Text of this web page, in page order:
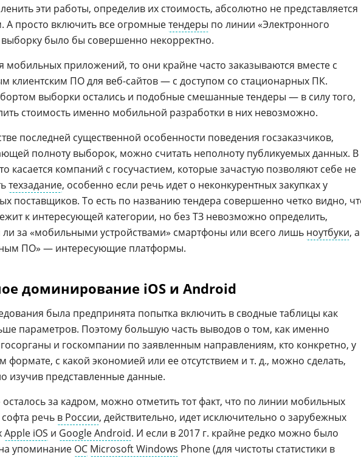
эти работы, определив их стоимость, абсолютно не представляется
просто включить все огромныетендеры по линии «Электронного
было бы совершенно некорректно.
мобильных приложений, то они крайне часто заказываются вместе с
клиентским ПО для веб-сайтов — с доступом со стационарных ПК.
выборки остались и подобные смешанные тендеры — в силу того,
стоимость именно мобильной разработки в них невозможно.
последней существенной особенности поведения госзаказчиков,
полноту выборок, можно считать неполноту публикуемых данных. В
касается компаний с госучастием, которые зачастую позволяют себе не
техзадание, особенно если речь идет о неконкурентных закупках у
поставщиков. То есть по названию тендера совершенно четко видно,
к интересующей категории, но без ТЗ невозможно определить,
ли за «мобильными устройствами» смартфоны или всего лишь ноутбуки, а
ПО» — интересующие платформы.
доминирование iOS и Android
была предпринята попытка включить в сводные таблицы как
параметров. Поэтому большую часть выводов о том, как именно
и госкомпании по заявленным направлениям, кто конкретно, у
формате, с какой экономией или ее отсутствием и т. д., можно сделать,
изучив представленные данные.
осталось за кадром, можно отметить тот факт, что по линии мобильных
софта речь в России, действительно, идет исключительно о зарубежных
Apple iOS и Google Android. И если в 2017 г. крайне редко можно было
упоминание ОС Microsoft Windows Phone (для чистоты статистики в